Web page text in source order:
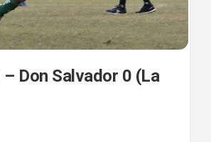
Don Salvador 0 (La